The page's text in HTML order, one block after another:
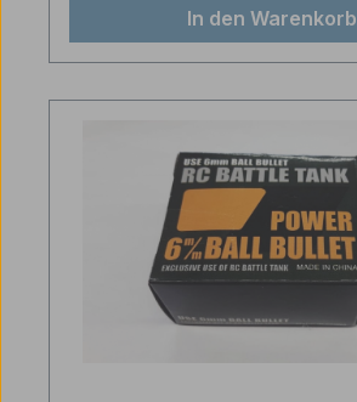
In den Warenkorb